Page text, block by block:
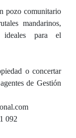
pozo comunitario
mandarinos,
ideales para el
o concertar
de Gestión
092